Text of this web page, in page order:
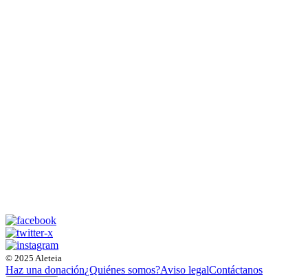
© 2025 Aleteia
Haz una donación¿Quiénes somos?Aviso legalContáctanos